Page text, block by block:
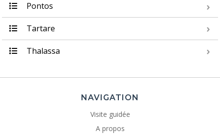
Pontos
Tartare
Thalassa
NAVIGATION
Visite guidée
A propos